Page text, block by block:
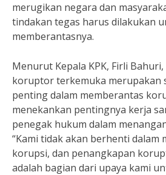
merugikan negara dan
tindakan tegas harus dilakukan
memberantasnya.
Menurut Kepala KPK, Firli
koruptor terkemuka merupakan
penting dalam memberantas
menekankan pentingnya kerja
penegak hukum dalam
“Kami tidak akan berhenti dalam
korupsi, dan penangkapan
adalah bagian dari upaya kami